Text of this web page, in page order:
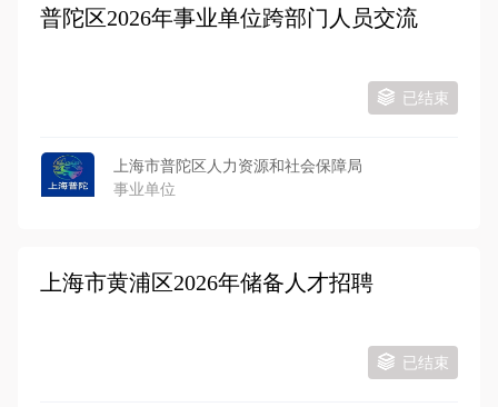
普陀区2026年事业单位跨部门人员交流
已结束
上海市普陀区人力资源和社会保障局
事业单位
上海市黄浦区2026年储备人才招聘
已结束